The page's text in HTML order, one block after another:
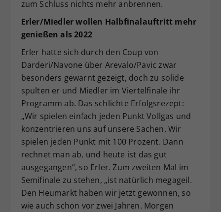
zum Schluss nichts mehr anbrennen.
Erler/Miedler wollen Halbfinalauftritt mehr
genießen als 2022
Erler hatte sich durch den Coup von
Darderi/Navone über Arevalo/Pavic zwar
besonders gewarnt gezeigt, doch zu solide
spulten er und Miedler im Viertelfinale ihr
Programm ab. Das schlichte Erfolgsrezept:
„Wir spielen einfach jeden Punkt Vollgas und
konzentrieren uns auf unsere Sachen. Wir
spielen jeden Punkt mit 100 Prozent. Dann
rechnet man ab, und heute ist das gut
ausgegangen“, so Erler. Zum zweiten Mal im
Semifinale zu stehen, „ist natürlich megageil.
Den Heumarkt haben wir jetzt gewonnen, so
wie auch schon vor zwei Jahren. Morgen